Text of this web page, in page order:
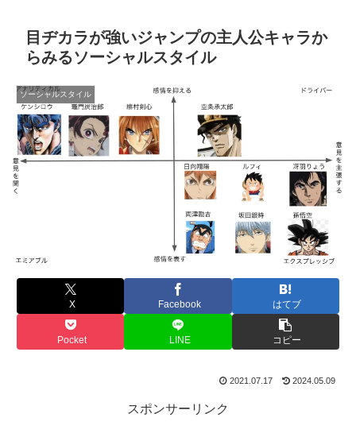
目ヂカラが強いジャンプの主人公キャラか
らみるソーシャルスタイル
ソーシャルスタイル
X Facebook はてブ
Pocket LINE コピー
2021.07.17 2024.05.09
スポンサーリンク